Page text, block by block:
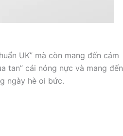
UK” mà còn mang đến cảm
tan” cái nóng nực và mang đến
ngày hè oi bức.